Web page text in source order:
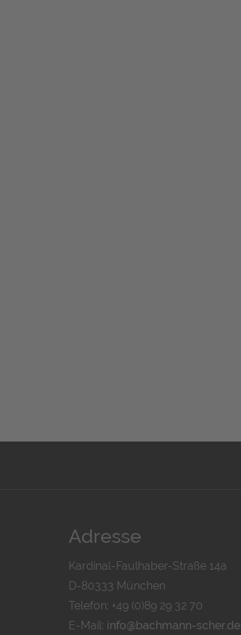
Adresse
Kardinal-Faulhaber-Straße 14a
D-80333 München
Telefon: +49 (0)89 29 32 70
E-Mail: info@bachmann-scher.de